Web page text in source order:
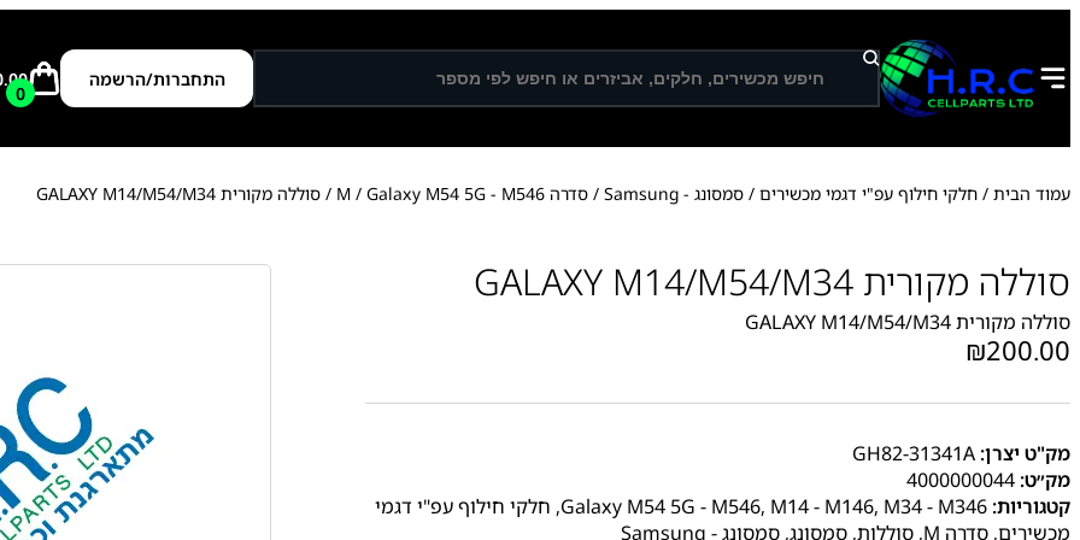
ח
י
פ
התחברות/הרשמה
0
עמוד הבית / חלקי חילוף עפ"י דגמי מכשירים / סמסונג - Samsung / סדרה M / Galaxy M54 5G - M546 / סוללה מקורית GALAXY M14/M54/M34
סוללה מקורית GALAXY M14/M54/M34
סוללה מקורית GALAXY M14/M54/M34
₪200.00
מק"ט יצרן: GH82-31341A
מק״ט: 4000000044
קטגוריות:
Galaxy M54 5G - M546, M14 - M146, M34 - M346
, חלקי חילוף עפ"י דגמי
מכשירים, סדרה M , סוללות, סמסונג, סמסונג - Samsung